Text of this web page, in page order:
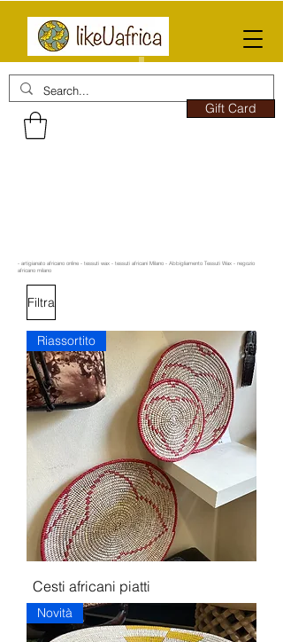
Gift Card
- artigianato africano online - tessuti wax - tessuti africani Milano - Abbigliamento Tessuti Wax - negozio
africano milano
Filtra
Riassortito
Cesti africani piatti
Novità